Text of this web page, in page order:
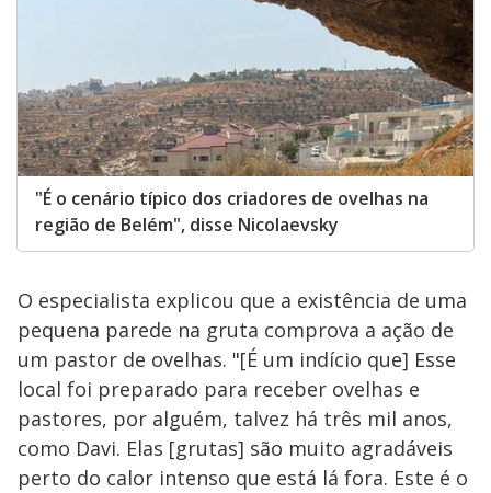
"É o cenário típico dos criadores de ovelhas na
região de Belém", disse Nicolaevsky
O especialista explicou que a existência de uma
pequena parede na gruta comprova a ação de
um pastor de ovelhas. "[É um indício que] Esse
local foi preparado para receber ovelhas e
pastores, por alguém, talvez há três mil anos,
como Davi. Elas [grutas] são muito agradáveis
perto do calor intenso que está lá fora. Este é o